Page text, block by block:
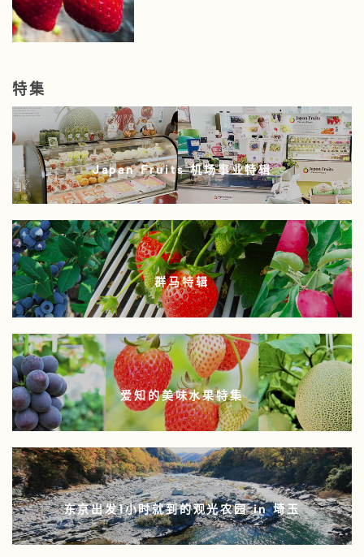
特集
Japan Fruits 机场事业特辑
群马特辑
爱知的美味水果特集
东京出发1小时就到的观光农园 in 埼玉